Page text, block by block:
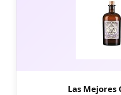
Las Mejores